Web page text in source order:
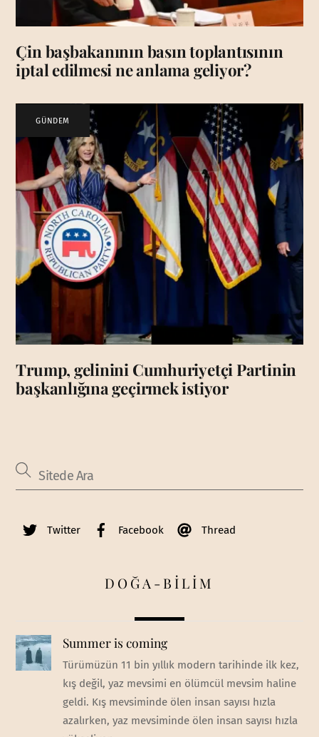
Çin başbakanının basın toplantısının
iptal edilmesi ne anlama geliyor?
GÜNDEM
Trump, gelinini Cumhuriyetçi Partinin
başkanlığına geçirmek istiyor
Twitter Facebook Thread
DOĞA-BİLİM
Summer is coming
Türümüzün 11 bin yıllık modern tarihinde ilk kez,
kış değil, yaz mevsimi en ölümcül mevsim haline
geldi. Kış mevsiminde ölen insan sayısı hızla
azalırken, yaz mevsiminde ölen insan sayısı hızla